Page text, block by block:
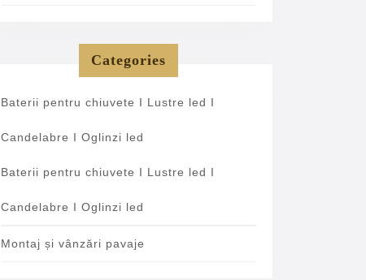
Categories
Baterii pentru chiuvete I Lustre led I
Candelabre I Oglinzi led
Baterii pentru chiuvete I Lustre led I
Candelabre I Oglinzi led
Montaj și vânzări pavaje